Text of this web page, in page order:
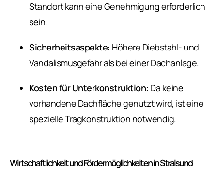
Standort kann eine Genehmigung erforderlich
sein.
Sicherheitsaspekte: Höhere Diebstahl- und
Vandalismusgefahr als bei einer Dachanlage.
Kosten für Unterkonstruktion: Da keine
vorhandene Dachfläche genutzt wird, ist eine
spezielle Tragkonstruktion notwendig.
Wirtschaftlichkeit und Fördermöglichkeiten in Stralsund